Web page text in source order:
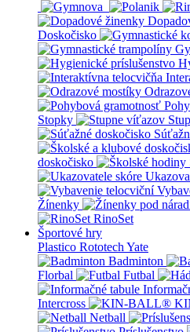
Doskočisko
Stopky
doskočisko
Žínenky
RinoSet
Športové hry
Plastico Rototech Yate
Badminton
Florbal
Futbal
Intercross
Netball